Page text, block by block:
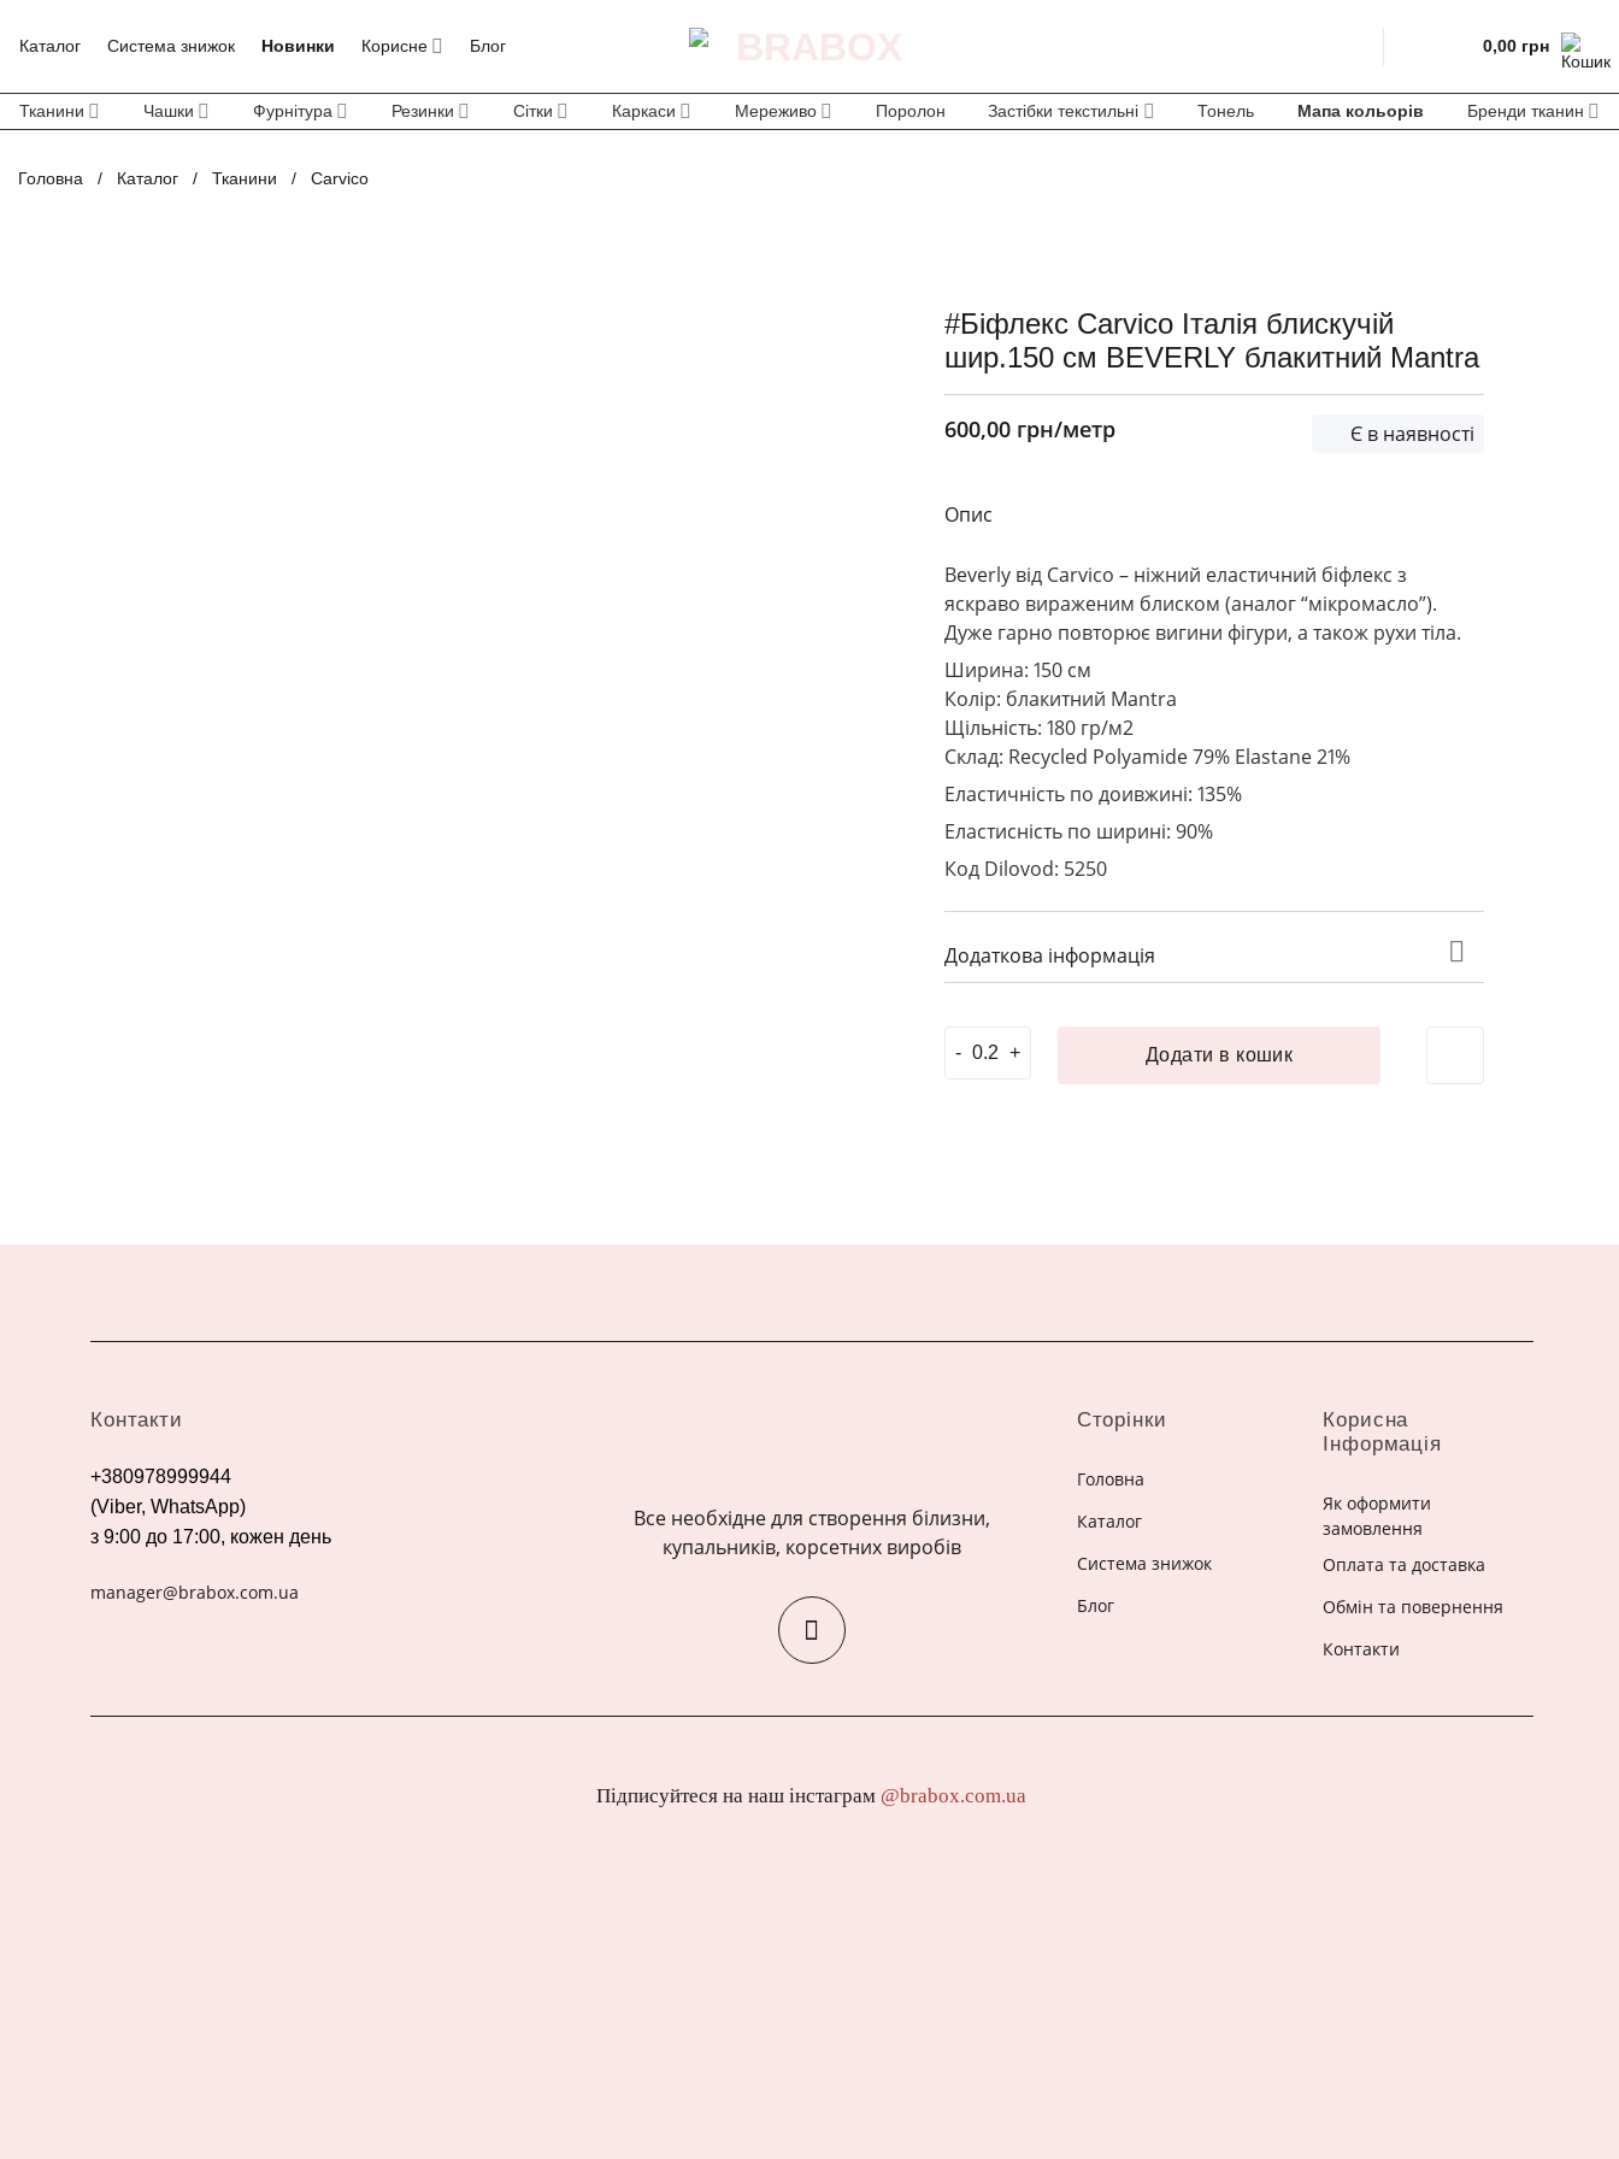
Каталог Система знижок Новинки Корисне Блог 0,00 грн
Тканини Чашки Фурнітура Резинки Сітки Каркаси Мереживо Поролон Застібки текстильні Тонель Мапа кольорів Бренди тканин
Головна / Каталог / Тканини / Carvico
#Біфлекс Carvico Італія блискучій
шир.150 см BEVERLY блакитний Mantra
600,00 грн/метр Є в наявності
Опис
Beverly від Carvico – ніжний еластичний біфлекс з
яскраво вираженим блиском (аналог “мікромасло”).
Дуже гарно повторює вигини фігури, а також рухи тіла.
Ширина: 150 см
Колір: блакитний Mantra
Щільність: 180 гр/м2
Склад: Recycled Polyamide 79% Elastane 21%
Еластичність по доивжині: 135%
Еластисність по ширині: 90%
Код Dilovod: 5250
Додаткова інформація
#Біфлекс Carvico Італія блискучій шир.150 см BEVERLY блакитний Mantra
Додати в кошик
Контакти
+380978999944
(Viber, WhatsApp)
з 9:00 до 17:00, кожен день
manager@brabox.com.ua
Все необхідне для створення білизни,
купальників, корсетних виробів
Сторінки
Головна
Каталог
Система знижок
Блог
Корисна
Інформація
Як оформити
замовлення
Оплата та доставка
Обмін та повернення
Контакти
Підписуйтеся на наш інстаграм @brabox.com.ua